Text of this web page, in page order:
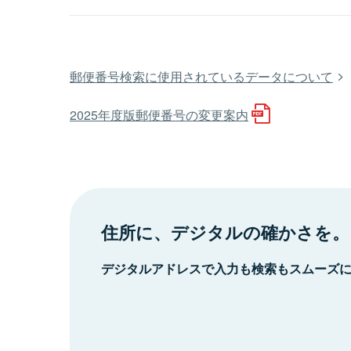
郵便番号検索に使用されているデータについて
2025年度版郵便番号の変更案内
住所に、デジタルの確かさを。
デジタルアドレスで入力も検索もスムーズ